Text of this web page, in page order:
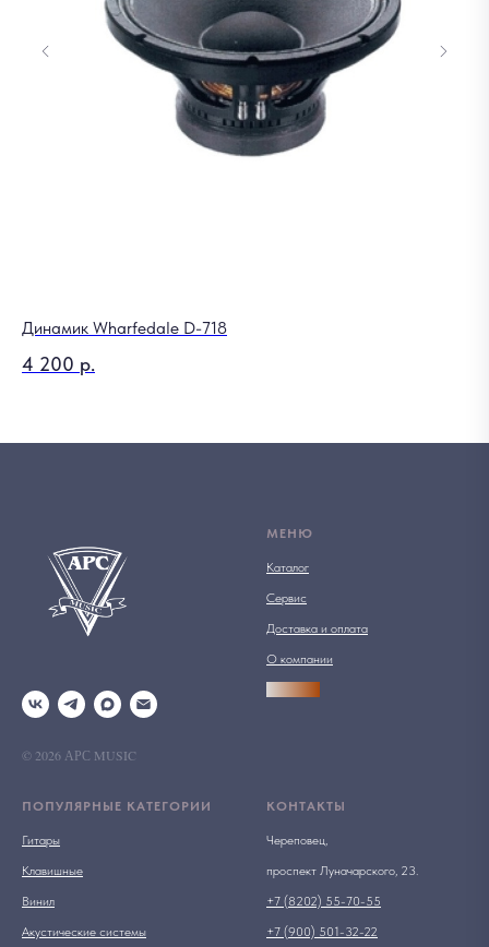
Динамик Wharfedale D-718
4 200 р.
© 2026 АРС MUSIC
МЕНЮ
Каталог
Сервис
Доставка и оплата
О компании
ПОПУЛЯРНЫЕ КАТЕГОРИИ
Гитары
Клавишные
Винил
Акустические системы
КОНТАКТЫ
Череповец,
проспект Луначарского, 23.
+7 (8202) 55-70-55
+7 (900) 501-32-22